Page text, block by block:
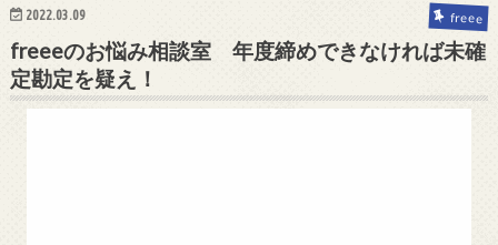
2022.03.09 freee
freeeのお悩み相談室 年度締めできなければ未確
定勘定を疑え！